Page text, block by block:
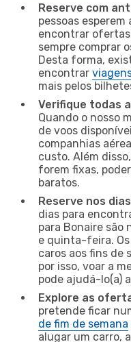
Reserve com
pessoas
encontrar ofertas
sempre comprar
Desta forma,
encontrar
mais pelos
Verifique todas
Quando o nosso
de voos
companhias
custo. Além
forem fixas,
baratos.
Reserve nos
dias para
para Bonaire
e quinta-feira.
caros aos fins de
por isso, voar a
pode ajudá-lo(a)
Explore as
pretende ficar
de fim de semana
alugar um carro,